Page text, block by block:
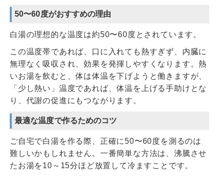
50〜60度がおすすめの理由
白湯の理想的な温度は約50〜60度とされています。
この温度帯であれば、口に入れても熱すぎず、内臓に
無理なく吸収され、効果を発揮しやすくなります。熱
いお湯を飲むと、体は体温を下げようと働きますが、
「少し熱い」温度であれば、体温を上げる手助けとな
り、代謝の促進にもつながります。
最適な温度で作るためのコツ
ご自宅で白湯を作る際、正確に50〜60度を測るのは
難しいかもしれません。一番簡単な方法は、沸騰させ
たお湯を10～15分ほど放置して冷ますことです。